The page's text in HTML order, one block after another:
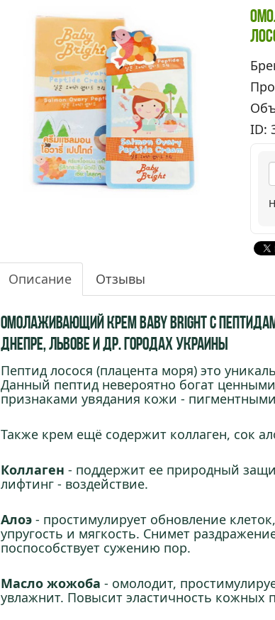
ID:
Описание Отзывы
Омолаживающий крем Baby Bright с
Днепре, Львове и др. городах Украины
Пептид лосося (плацента моря) это
Данный пептид невероятно богат
признаками увядания кожи -
Также крем ещё содержит коллаген, сок
Коллаген - поддержит ее природный
лифтинг - воздействие.
Алоэ - простимулирует обновление
упругость и мягкость. Снимет
поспособствует сужению пор.
Масло жожоба - омолодит,
увлажнит. Повысит эластичность кожных